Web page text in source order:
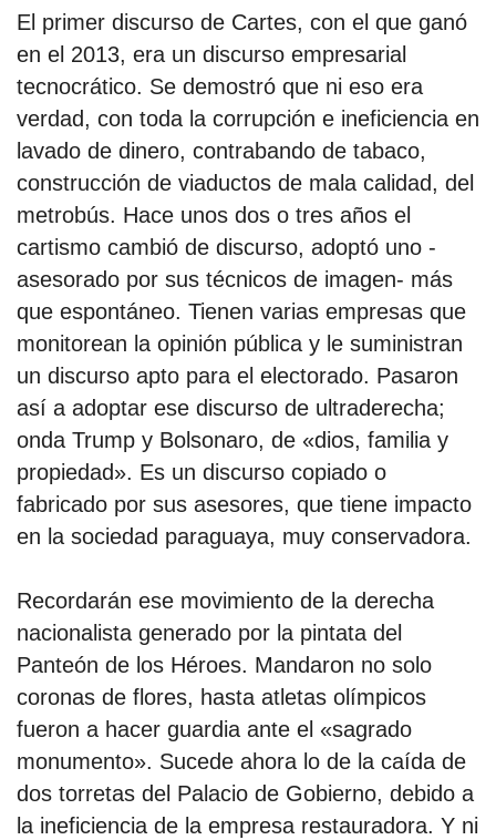
El primer discurso de Cartes, con el que ganó
en el 2013, era un discurso empresarial
tecnocrático. Se demostró que ni eso era
verdad, con toda la corrupción e ineficiencia en
lavado de dinero, contrabando de tabaco,
construcción de viaductos de mala calidad, del
metrobús. Hace unos dos o tres años el
cartismo cambió de discurso, adoptó uno -
asesorado por sus técnicos de imagen- más
que espontáneo. Tienen varias empresas que
monitorean la opinión pública y le suministran
un discurso apto para el electorado. Pasaron
así a adoptar ese discurso de ultraderecha;
onda Trump y Bolsonaro, de «dios, familia y
propiedad». Es un discurso copiado o
fabricado por sus asesores, que tiene impacto
en la sociedad paraguaya, muy conservadora.
Recordarán ese movimiento de la derecha
nacionalista generado por la pintata del
Panteón de los Héroes. Mandaron no solo
coronas de flores, hasta atletas olímpicos
fueron a hacer guardia ante el «sagrado
monumento». Sucede ahora lo de la caída de
dos torretas del Palacio de Gobierno, debido a
la ineficiencia de la empresa restauradora. Y ni